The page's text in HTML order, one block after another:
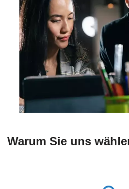
Warum Sie uns